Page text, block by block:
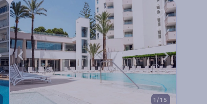
1/15